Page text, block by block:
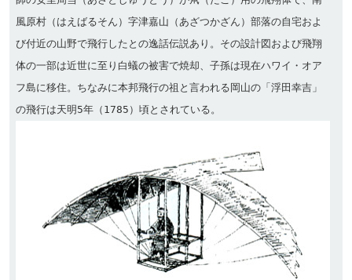
風原村（はえばるそん）字津嘉山（あざつかざん）部落の自宅およ
び付近の山野で飛行したとの逸話伝説あり。その設計図および飛翔
体の一部は近世に至り白蟻の被害で焼却、子孫は現在ハワイ・オア
フ島に移住。ちなみに本邦飛行の祖と言われる岡山の「浮田幸吉」